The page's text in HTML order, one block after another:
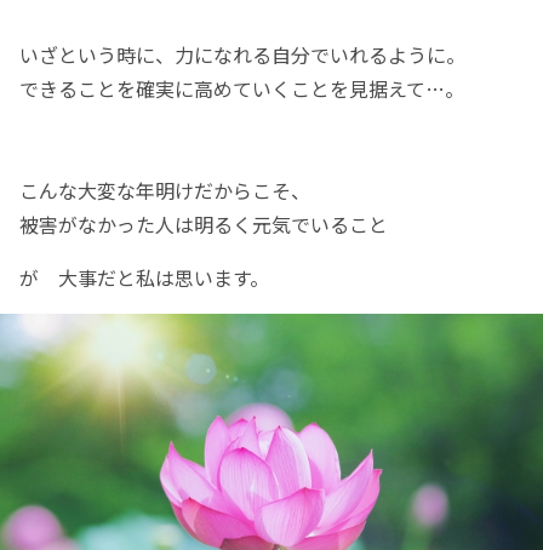
いざという時に、力になれる自分でいれるように。
できることを確実に高めていくことを見据えて…。
こんな大変な年明けだからこそ、
被害がなかった人は明るく元気でいること
が 大事だと私は思います。